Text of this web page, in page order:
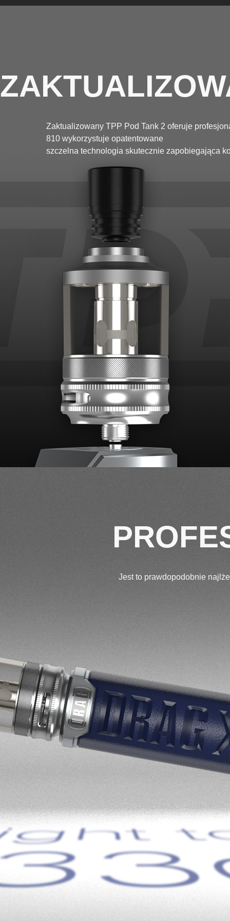
Zaktualizowany TPP Pod Tank 2 oferuje
810 wykorzystuje opatentowane
szczelna technologia skutecznie zapobiegająca
Jest to prawdopodobnie